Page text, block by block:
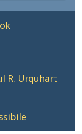
R. Urquhart